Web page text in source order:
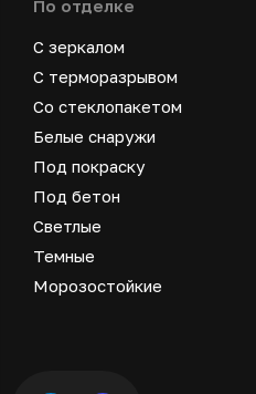
По отделке
С зеркалом
С терморазрывом
Со стеклопакетом
Белые снаружи
Под покраску
Под бетон
Светлые
Темные
Морозостойкие